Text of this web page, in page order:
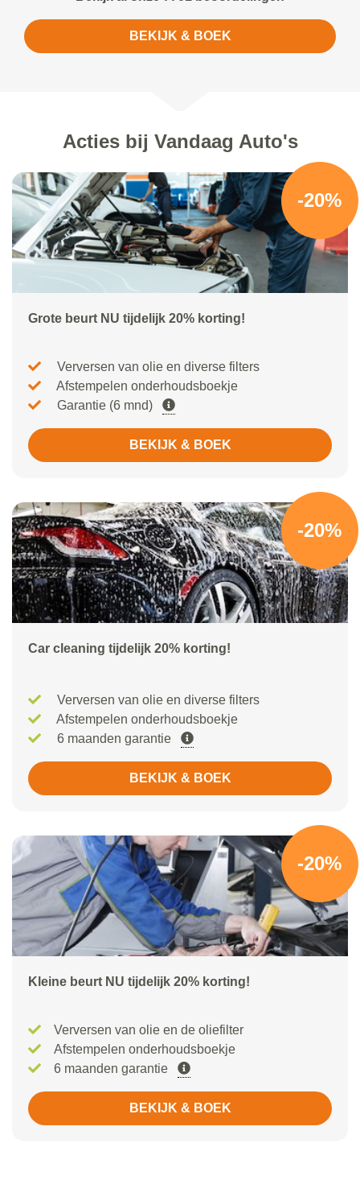
BEKIJK & BOEK
Acties bij Vandaag Auto's
-20%
Grote beurt NU tijdelijk 20% korting!
Verversen van olie en diverse filters
Afstempelen onderhoudsboekje
Garantie (6 mnd)
BEKIJK & BOEK
-20%
Car cleaning tijdelijk 20% korting!
Verversen van olie en diverse filters
Afstempelen onderhoudsboekje
6 maanden garantie
BEKIJK & BOEK
-20%
Kleine beurt NU tijdelijk 20% korting!
Verversen van olie en de oliefilter
Afstempelen onderhoudsboekje
6 maanden garantie
BEKIJK & BOEK